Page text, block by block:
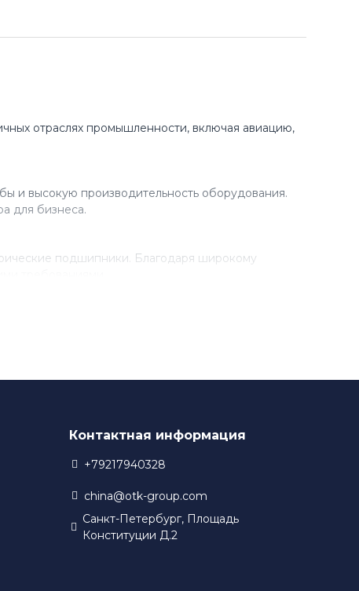
отраслях промышленности, включая авиацию,
и высокую производительность оборудования.
для бизнеса.
подшипники. Благодаря широкому
Контактная информация
+79217940328
china@otk-group.com
Санкт-Петербург, Площадь
Конституции Д.2